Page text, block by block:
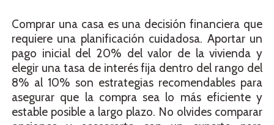
Comprar una casa es una decisión financiera que
requiere una planificación cuidadosa. Aportar un
pago inicial del 20% del valor de la vivienda y
elegir una tasa de interés fija dentro del rango del
8% al 10% son estrategias recomendables para
asegurar que la compra sea lo más eficiente y
estable posible a largo plazo. No olvides comparar